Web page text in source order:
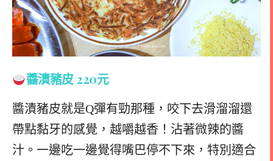
醬漬豬皮 220元
醬漬豬皮就是Q彈有勁那種，咬下去滑溜溜還
帶點黏牙的感覺，越嚼越香！沾著微辣的醬
汁。一邊吃一邊覺得嘴巴停不下來，特別適合